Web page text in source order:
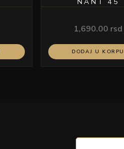
1,690.00 rsd
DODAJ U KORPU